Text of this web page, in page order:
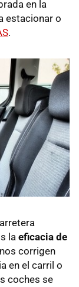
en la
estacionar o
.
la eficacia de
corrigen
en el carril o
coches se